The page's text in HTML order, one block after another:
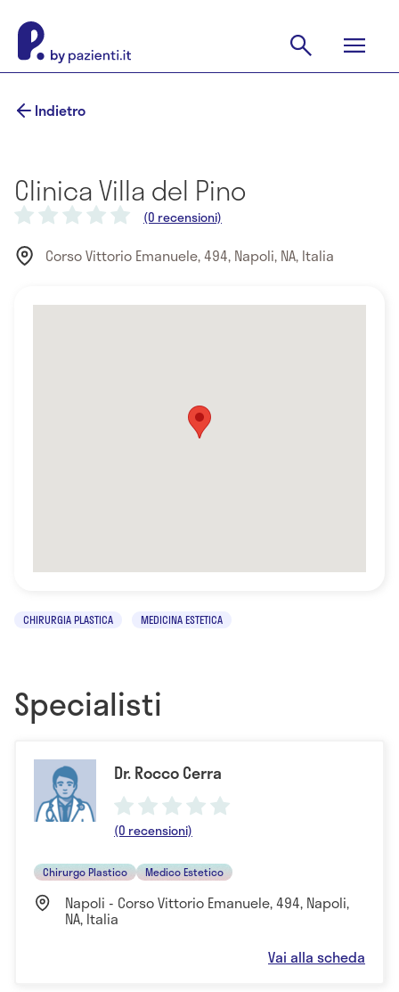
Indietro
Clinica Villa del Pino
(0 recensioni)
Corso Vittorio Emanuele, 494, Napoli, NA, Italia
CHIRURGIA PLASTICA MEDICINA ESTETICA
Specialisti
Dr. Rocco Cerra
(0 recensioni)
Chirurgo Plastico Medico Estetico
Napoli - Corso Vittorio Emanuele, 494, Napoli,
NA, Italia
Vai alla scheda